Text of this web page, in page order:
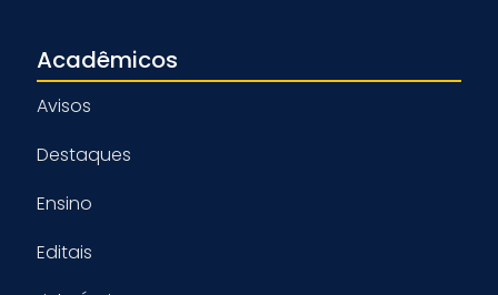
Acadêmicos
Avisos
Destaques
Ensino
Editais